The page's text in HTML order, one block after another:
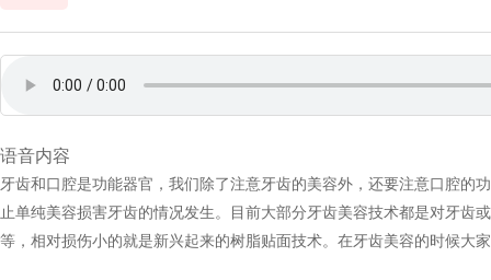
语音内容
牙齿和口腔是功能器官，我们除了注意牙齿的美容外，还要注意口腔的
止单纯美容损害牙齿的情况发生。目前大部分牙齿美容技术都是对牙齿
等，相对损伤小的就是新兴起来的树脂贴面技术。在牙齿美容的时候大